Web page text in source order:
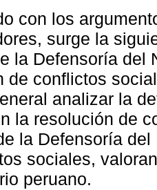
con los
surge la
la Defensoría del
de conflictos
analizar la
la resolución de
la Defensoría
sociales,
peruano.